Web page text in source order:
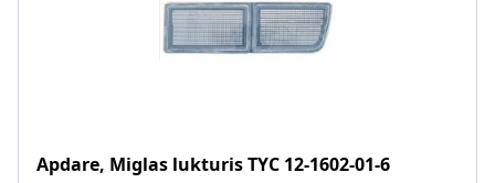
Apdare, Miglas lukturisTYC 12-1602-01-6